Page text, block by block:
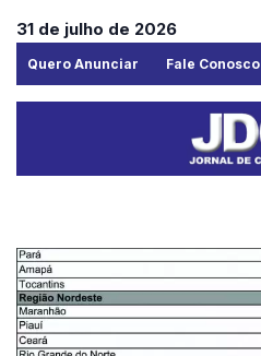
31 de julho de 2026
Quero Anunciar Fale Conosco